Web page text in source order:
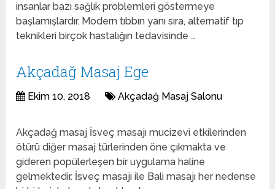
insanlar bazı sağlık problemleri göstermeye
başlamışlardır. Modern tıbbın yanı sıra, alternatif tıp
teknikleri birçok hastalığın tedavisinde …
Akçadağ Masaj Ege
Ekim 10, 2018 Akçadağ Masaj Salonu
Akçadağ masaj İsveç masajı mucizevi etkilerinden
ötürü diğer masaj türlerinden öne çıkmakta ve
gideren popülerleşen bir uygulama haline
gelmektedir. İsveç masajı ile Bali masajı her nedense